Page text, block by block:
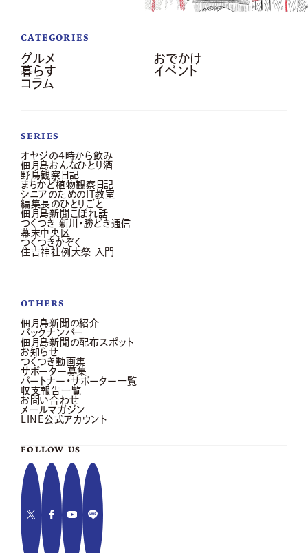
CATEGORIES
グルメ
おでかけ
暮らす
イベント
コラム
SERIES
オヤジの4時から飲み
佃月島おんなひとり酒
野鳥観察日記
まちかど植物観察日記
シニアのためのIT教室
編集長のひとりごと
佃月島新聞こぼれ話
つくつき 新川・勝どき通信
幕末中央区
つくつきかぞく
住吉神社例大祭 入門
OTHERS
佃月島新聞の紹介
バックナンバー
佃月島新聞の配布スポット
お知らせ
つくつき動画集
サポーター募集
パートナー・サポーター一覧
収支報告一覧
お問い合わせ
メールマガジン
LINE公式アカウント
FOLLOW US